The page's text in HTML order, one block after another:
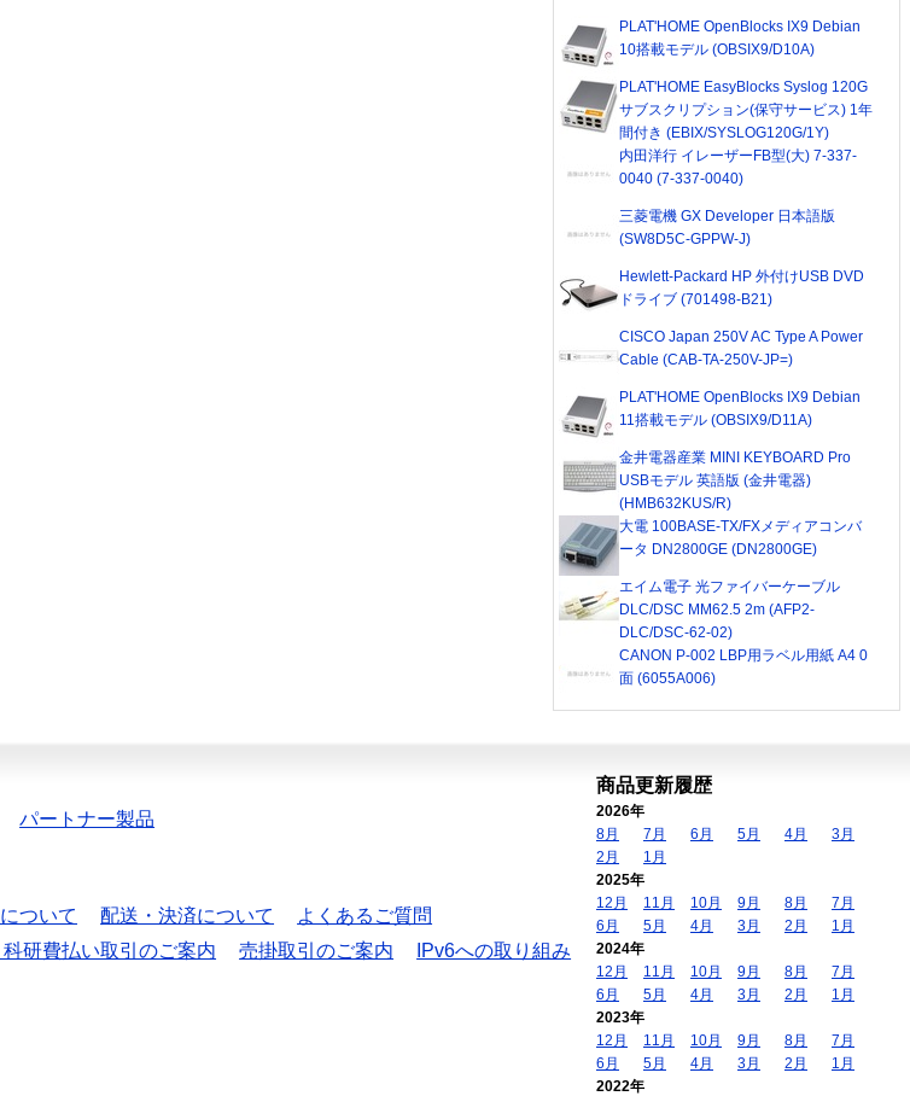
PLAT'HOME OpenBlocks IX9 Debian
10搭載モデル (OBSIX9/D10A)
PLAT'HOME EasyBlocks Syslog 120G
サブスクリプション(保守サービス) 1年
間付き (EBIX/SYSLOG120G/1Y)
内田洋行 イレーザーFB型(大) 7-337-
0040 (7-337-0040)
三菱電機 GX Developer 日本語版
(SW8D5C-GPPW-J)
Hewlett-Packard HP 外付けUSB DVD
ドライブ (701498-B21)
CISCO Japan 250V AC Type A Power
Cable (CAB-TA-250V-JP=)
PLAT'HOME OpenBlocks IX9 Debian
11搭載モデル (OBSIX9/D11A)
金井電器産業 MINI KEYBOARD Pro
USBモデル 英語版 (金井電器)
(HMB632KUS/R)
大電 100BASE-TX/FXメディアコンバ
ータ DN2800GE (DN2800GE)
エイム電子 光ファイバーケーブル
DLC/DSC MM62.5 2m (AFP2-
DLC/DSC-62-02)
CANON P-002 LBP用ラベル用紙 A4 0
面 (6055A006)
パートナー製品
ついて 配送・決済について
よくあるご質問
研費払い取引のご案内 売掛取引のご案内
IPv6への取り組み
商品更新履歴
2026年
8月
7月 6月 5月 4月
3月
2月
1月
2025年
12月
11月 10月 9月 8月
7月
6月
5月 4月 3月 2月
1月
2024年
12月
11月 10月 9月 8月
7月
6月
5月 4月 3月 2月
1月
2023年
12月
11月 10月 9月 8月
7月
6月
5月 4月 3月 2月
1月
2022年